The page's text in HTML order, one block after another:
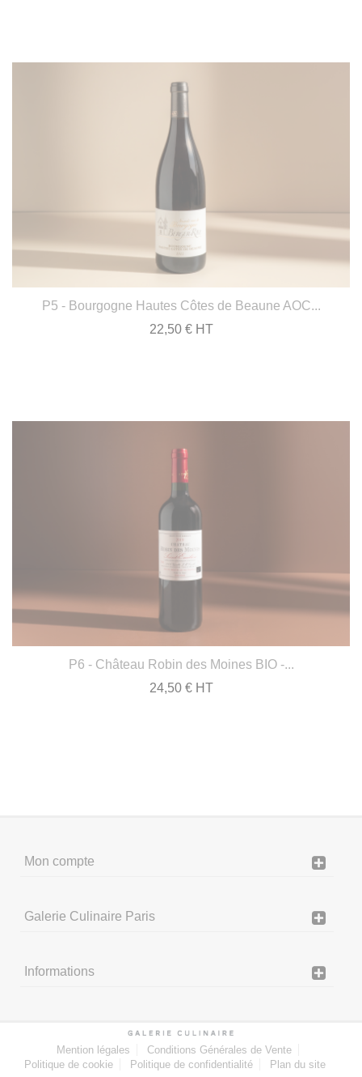
P5 - Bourgogne Hautes Côtes de Beaune AOC...
22,50 € HT
P6 - Château Robin des Moines BIO -...
24,50 € HT
Mon compte
Galerie Culinaire Paris
Informations
Mention légales
Conditions Générales de Vente
Politique de cookie
Politique de confidentialité Plan du site